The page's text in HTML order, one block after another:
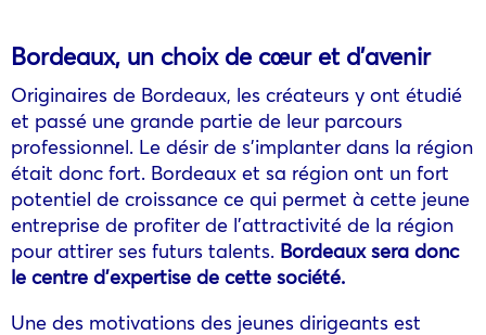
Bordeaux, un choix de cœur et d’avenir
Originaires de Bordeaux, les créateurs y ont étudié
et passé une grande partie de leur parcours
professionnel. Le désir de s’implanter dans la région
était donc fort. Bordeaux et sa région ont un fort
potentiel de croissance ce qui permet à cette jeune
entreprise de profiter de l’attractivité de la région
pour attirer ses futurs talents. Bordeaux sera donc
le centre d’expertise de cette société.
Une des motivations des jeunes dirigeants est